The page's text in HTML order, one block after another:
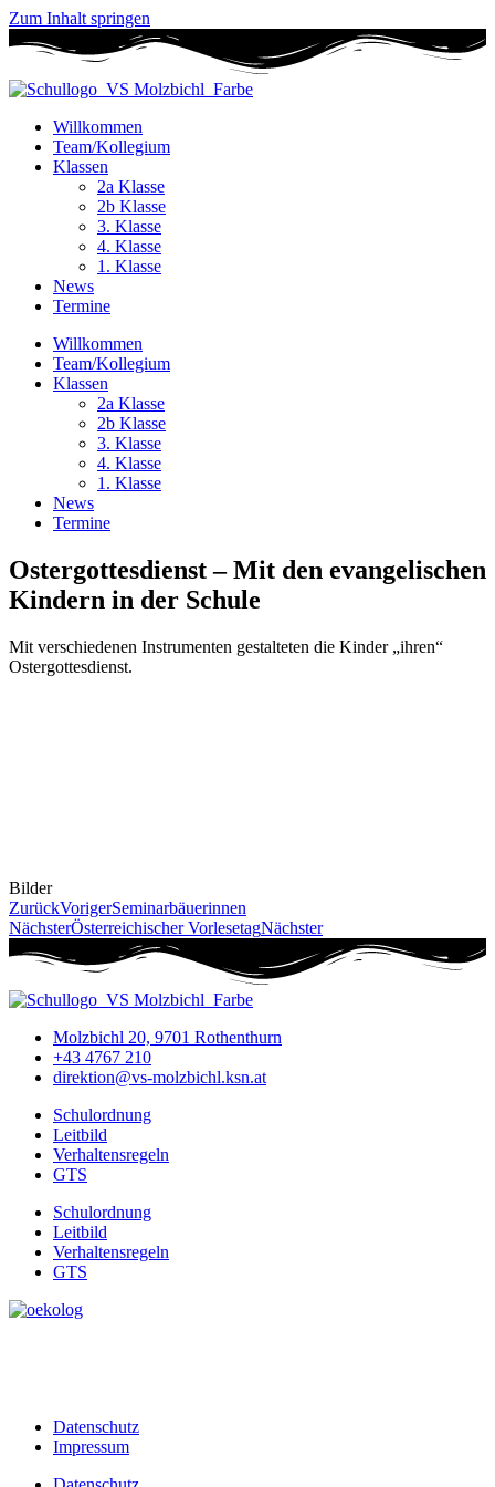
Zum Inhalt springen
Willkommen
Team/Kollegium
Klassen
2a Klasse
2b Klasse
3. Klasse
4. Klasse
1. Klasse
News
Termine
Willkommen
Team/Kollegium
Klassen
2a Klasse
2b Klasse
3. Klasse
4. Klasse
1. Klasse
News
Termine
Ostergottesdienst – Mit den evangelischen
Kindern in der Schule
Mit verschiedenen Instrumenten gestalteten die Kinder „ihren“
Ostergottesdienst.
Bilder
ZurückVorigerSeminarbäuerinnen
NächsterÖsterreichischer VorlesetagNächster
Molzbichl 20, 9701 Rothenthurn
+43 4767 210
direktion@vs-molzbichl.ksn.at
Schulordnung
Leitbild
Verhaltensregeln
GTS
Schulordnung
Leitbild
Verhaltensregeln
GTS
Datenschutz
Impressum